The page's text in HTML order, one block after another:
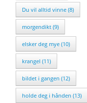
Du vil alltid vinne (8)
morgendikt (9)
elsker deg mye (10)
krangel (11)
bildet i gangen (12)
holde deg i hånden (13)